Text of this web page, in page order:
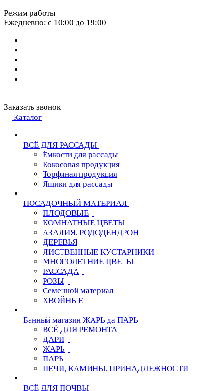
Режим работы
Ежедневно: с 10:00 до 19:00
Заказать звонок
Каталог
ВСЁ ДЛЯ РАССАДЫ
Ёмкости для рассады
Кокосовая продукция
Торфяная продукция
Ящики для рассады
ПОСАДОЧНЫЙ МАТЕРИАЛ
ПЛОДОВЫЕ
КОМНАТНЫЕ ЦВЕТЫ
АЗАЛИЯ, РОДОДЕНДРОН
ДЕРЕВЬЯ
ЛИСТВЕННЫЕ КУСТАРНИКИ
МНОГОЛЕТНИЕ ЦВЕТЫ
РАССАДА
РОЗЫ
Семенной материал
ХВОЙНЫЕ
Банный магазин ЖАРЬ да ПАРЬ
ВСЁ ДЛЯ РЕМОНТА
ДАРИ
ЖАРЬ
ПАРЬ
ПЕЧИ, КАМИНЫ, ПРИНАДЛЕЖНОСТИ
ВСЁ ДЛЯ ПОЧВЫ